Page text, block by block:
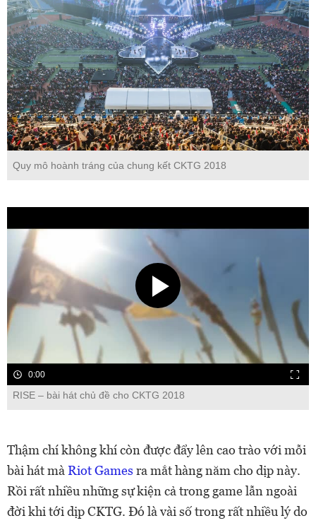
Quy mô hoành tráng của chung kết CKTG 2018
0:00
RISE – bài hát chủ đề cho CKTG 2018
Thậm chí không khí còn được đẩy lên cao trào với mỗi
bài hát mà Riot Games ra mắt hàng năm cho dịp này.
Rồi rất nhiều những sự kiện cả trong game lẫn ngoài
đời khi tới dịp CKTG. Đó là vài số trong rất nhiều lý do